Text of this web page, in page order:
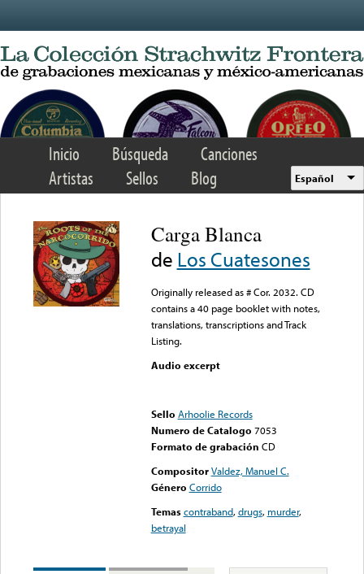
Inicio Búsqueda
Canciones
Artistas
Sellos Blog Español
Carga Blanca
de Los Cuatesones
Originally released as # Cor. 2032. CD
contains a 40 page booklet with notes,
translations, transcriptions and Track
Listing.
Audio excerpt
Sello Arhoolie Records
Numero de Catalogo 7053
Formato de grabación CD
Compositor Valdez, Manuel C.
Género Corrido
Temas contraband,drugs, murder,
betrayal